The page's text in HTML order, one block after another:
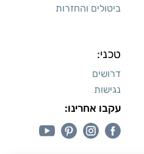
ביטולים והחזרות
טכני:
דרושים
נגישות
עקבו אחרינו: